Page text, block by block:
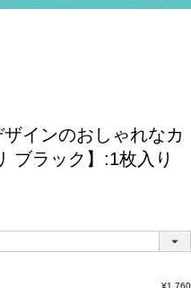
インのおしゃれなカ
ブラック】:1枚入り
¥1,760